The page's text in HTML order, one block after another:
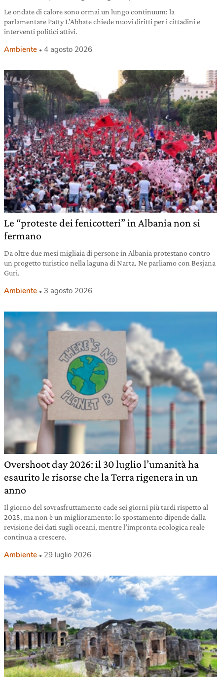
Le ondate di calore sono ormai un lungo continuum: la
parlamentare Patty L’Abbate chiede nuovi diritti per i cittadini e
interventi politici attivi.
Ambiente 4 agosto 2026
Le “proteste dei fenicotteri” in Albania non si
fermano
Da oltre due mesi migliaia di persone in Albania protestano contro
un progetto turistico nella laguna di Narta. Ne parliamo con Besjana
Guri.
Ambiente 3 agosto 2026
Overshoot day 2026: il 30 luglio l’umanità ha
esaurito le risorse che la Terra rigenera in un
anno
Il giorno del sovrasfruttamento cade sei giorni più tardi rispetto al
2025, ma non è un miglioramento: lo spostamento dipende dalla
revisione dei dati sugli oceani, mentre l’impronta ecologica reale
continua a crescere.
Ambiente 29 luglio 2026